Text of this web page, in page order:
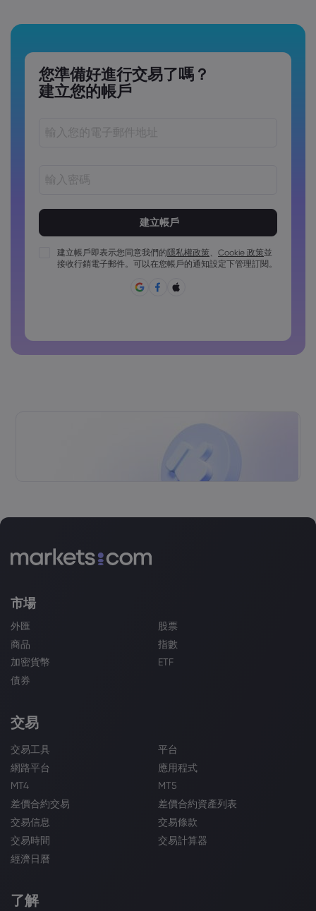
您準備好進行交易了嗎？
建立您的帳戶
密碼長度必須介於 8 到 15 個字元之間
密碼必須包含至少 1 個大寫字元
密碼必須包含至少 1 個小寫字元
密碼必須包含 ~!@#£%^&*()_-+=:;&lt;&gt;{,[]?,.
建立帳戶即表示您同意我們的隱私權政策、 Cookie 政策並
接收行銷電子郵件。可以在您帳戶的通知設定下管理訂閱。
市場
外匯
股票
商品
指數
加密貨幣
ETF
債券
交易
交易工具
平台
網路平台
應用程式
MT4
MT5
差價合約交易
差價合約資產列表
交易信息
交易條款
交易時間
交易計算器
經濟日曆
了解